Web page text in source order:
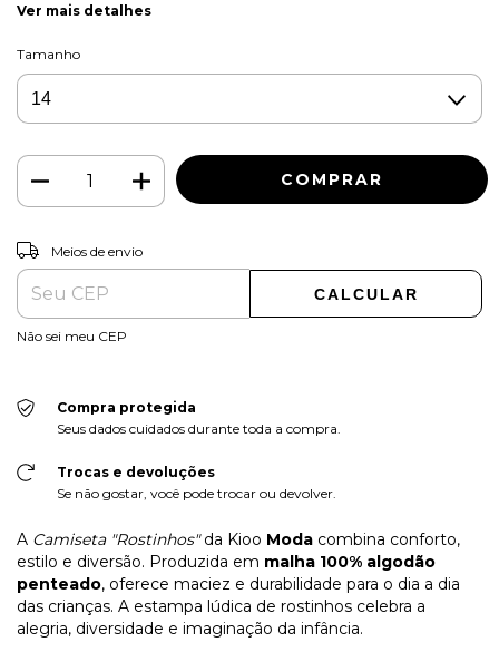
Ver mais detalhes
Tamanho
Entregas para o CEP:
Meios de envio
CALCULAR
Não sei meu CEP
Compra protegida
Seus dados cuidados durante toda a compra.
Trocas e devoluções
Se não gostar, você pode trocar ou devolver.
A Camiseta "Rostinhos"da Kioo Moda combina conforto,
estilo e diversão. Produzida em malha 100% algodão
penteado, oferece maciez e durabilidade para o dia a dia
das crianças. A estampa lúdica de rostinhos celebra a
alegria, diversidade e imaginação da infância.